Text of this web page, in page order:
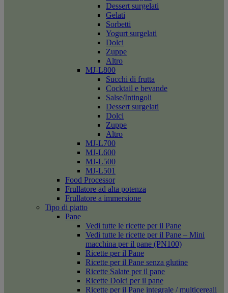
Dessert surgelati
Gelati
Sorbetti
Yogurt surgelati
Dolci
Zuppe
Altro
MJ-L800
Succhi di frutta
Cocktail e bevande
Salse/Intingoli
Dessert surgelati
Dolci
Zuppe
Altro
MJ-L700
MJ-L600
MJ-L500
MJ-L501
Food Processor
Frullatore ad alta potenza
Frullatore a immersione
Tipo di piatto
Pane
Vedi tutte le ricette per il Pane
Vedi tutte le ricette per il Pane – Mini
macchina per il pane (PN100)
Ricette per il Pane
Ricette per il Pane senza glutine
Ricette Salate per il pane
Ricette Dolci per il pane
Ricette per il Pane integrale / multicereali